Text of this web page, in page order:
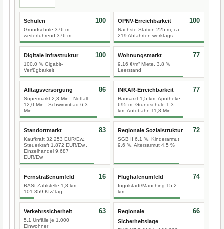
Schulen
Grundschule 376 m,
weiterführend 376 m
100 ÖPNV-Erreichbarkeit
Nächste Station 225 m, ca.
219 Abfahrten werktags
100
Digitale Infrastruktur
100,0 % Gigabit-
Verfügbarkeit
100 Wohnungsmarkt
9,16 €/m² Miete, 3,8 %
Leerstand
77
Alltagsversorgung
Supermarkt 2,3 Min., Notfall
12,0 Min., Schwimmbad 6,3
Min.
86 INKAR-Erreichbarkeit
Hausarzt 1,5 km, Apotheke
695 m, Grundschule 1,3
km, Autobahn 11,8 Min.
77
Standortmarkt
Kaufkraft 32.253 EUR/Ew.,
Steuerkraft 1.872 EUR/Ew.,
Einzelhandel 9.687
EUR/Ew.
83 Regionale Sozialstruktur
SGB II 6,1 %, Kinderarmut
9,6 %, Altersarmut 4,5 %
72
Fernstraßenumfeld
BASt-Zählstelle 1,8 km,
101.359 Kfz/Tag
16 Flughafenumfeld
Ingolstadt/Manching 15,2
km
74
Verkehrssicherheit
5,1 Unfälle je 1.000
Einwohner
63
Regionale
Sicherheitslage
66